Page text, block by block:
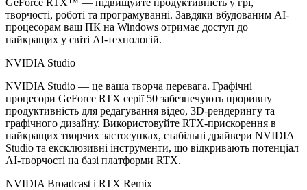
творчості, роботі та програмуванні. Завдяки вбудованим AI-
процесорам ваш ПК на Windows отримає доступ до
найкращих у світі AI-технологій.
NVIDIA Studio
NVIDIA Studio — це ваша творча перевага. Графічні
процесори GeForce RTX серії 50 забезпечують проривну
продуктивність для редагування відео, 3D-рендерингу та
графічного дизайну. Використовуйте RTX-прискорення в
найкращих творчих застосунках, стабільні драйвери NVIDIA
Studio та ексклюзивні інструменти, що відкривають потенціал
AI-творчості на базі платформи RTX.
NVIDIA Broadcast і RTX Remix